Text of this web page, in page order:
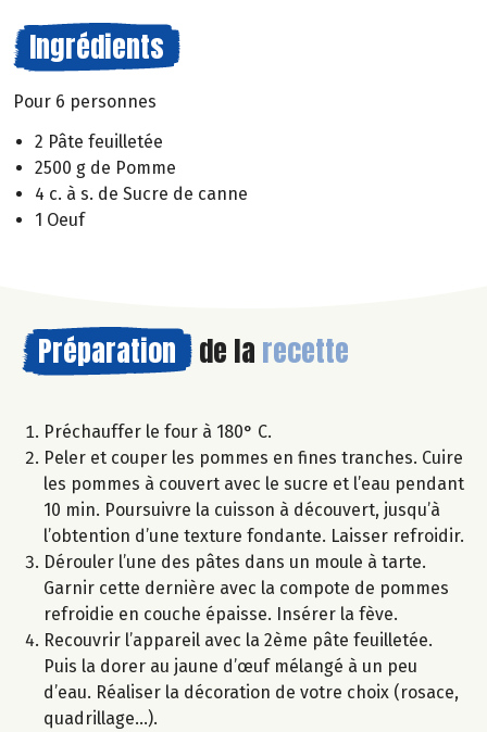
Ingrédients
Pour 6 personnes
2 Pâte feuilletée
2500 g de Pomme
4 c. à s. de Sucre de canne
1 Oeuf
Préparation de la recette
Préchauffer le four à 180° C.
Peler et couper les pommes en fines tranches. Cuire
les pommes à couvert avec le sucre et l’eau pendant
10 min. Poursuivre la cuisson à découvert, jusqu’à
l’obtention d’une texture fondante. Laisser refroidir.
Dérouler l’une des pâtes dans un moule à tarte.
Garnir cette dernière avec la compote de pommes
refroidie en couche épaisse. Insérer la fève.
Recouvrir l’appareil avec la 2ème pâte feuilletée.
Puis la dorer au jaune d’œuf mélangé à un peu
d’eau. Réaliser la décoration de votre choix (rosace,
quadrillage...).